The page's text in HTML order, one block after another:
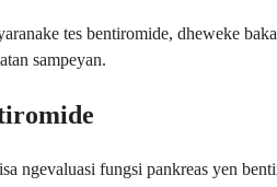
tes bentiromide, dheweke
sampeyan.
ngevaluasi fungsi pankreas yen